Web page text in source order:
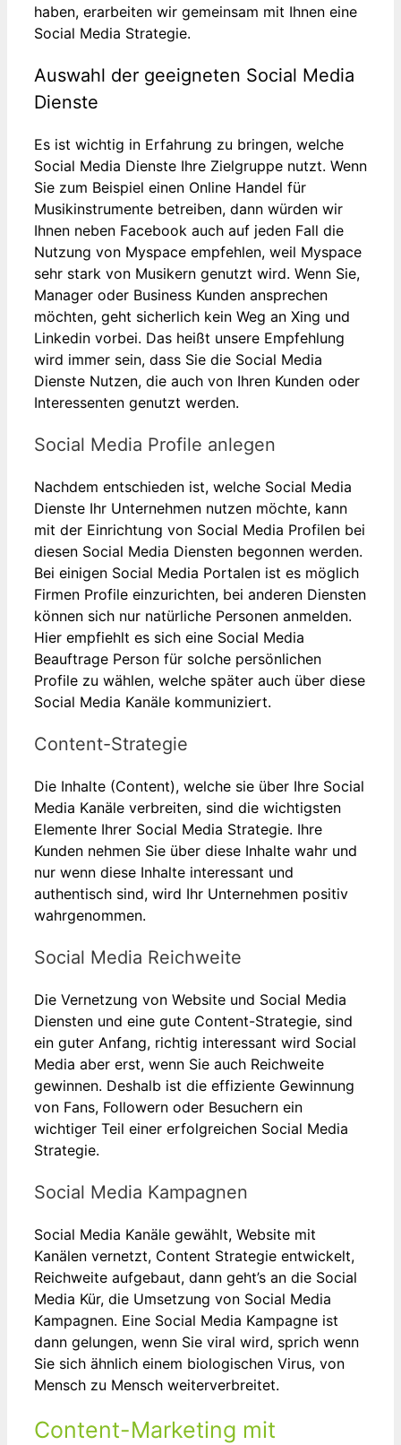
haben, erarbeiten wir gemeinsam mit Ihnen eine
Social Media Strategie.
Auswahl der geeigneten Social Media
Dienste
Es ist wichtig in Erfahrung zu bringen, welche
Social Media Dienste Ihre Zielgruppe nutzt. Wenn
Sie zum Beispiel einen Online Handel für
Musikinstrumente betreiben, dann würden wir
Ihnen neben Facebook auch auf jeden Fall die
Nutzung von Myspace empfehlen, weil Myspace
sehr stark von Musikern genutzt wird. Wenn Sie,
Manager oder Business Kunden ansprechen
möchten, geht sicherlich kein Weg an Xing und
Linkedin vorbei. Das heißt unsere Empfehlung
wird immer sein, dass Sie die Social Media
Dienste Nutzen, die auch von Ihren Kunden oder
Interessenten genutzt werden.
Social Media Profile anlegen
Nachdem entschieden ist, welche Social Media
Dienste Ihr Unternehmen nutzen möchte, kann
mit der Einrichtung von Social Media Profilen bei
diesen Social Media Diensten begonnen werden.
Bei einigen Social Media Portalen ist es möglich
Firmen Profile einzurichten, bei anderen Diensten
können sich nur natürliche Personen anmelden.
Hier empfiehlt es sich eine Social Media
Beauftrage Person für solche persönlichen
Profile zu wählen, welche später auch über diese
Social Media Kanäle kommuniziert.
Content-Strategie
Die Inhalte (Content), welche sie über Ihre Social
Media Kanäle verbreiten, sind die wichtigsten
Elemente Ihrer Social Media Strategie. Ihre
Kunden nehmen Sie über diese Inhalte wahr und
nur wenn diese Inhalte interessant und
authentisch sind, wird Ihr Unternehmen positiv
wahrgenommen.
Social Media Reichweite
Die Vernetzung von Website und Social Media
Diensten und eine gute Content-Strategie, sind
ein guter Anfang, richtig interessant wird Social
Media aber erst, wenn Sie auch Reichweite
gewinnen. Deshalb ist die effiziente Gewinnung
von Fans, Followern oder Besuchern ein
wichtiger Teil einer erfolgreichen Social Media
Strategie.
Social Media Kampagnen
Social Media Kanäle gewählt, Website mit
Kanälen vernetzt, Content Strategie entwickelt,
Reichweite aufgebaut, dann geht’s an die Social
Media Kür, die Umsetzung von Social Media
Kampagnen. Eine Social Media Kampagne ist
dann gelungen, wenn Sie viral wird, sprich wenn
Sie sich ähnlich einem biologischen Virus, von
Mensch zu Mensch weiterverbreitet.
Content-Marketing mit